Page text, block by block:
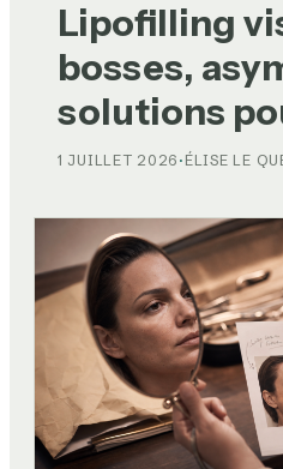
Lipofilling
bosses,
solutions
1 JUILLET 2026 · ÉLISE LE